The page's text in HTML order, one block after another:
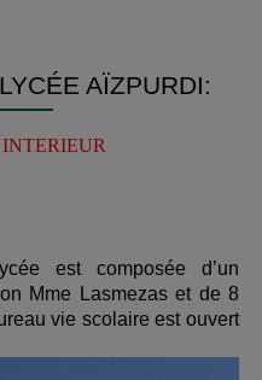
AÏZPURDI:
est composée d’un
Mme Lasmezas et de 8
vie scolaire est ouvert